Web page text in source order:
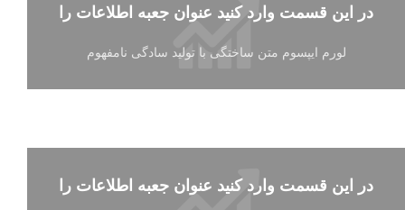
در این قسمت وارد کنید عنوان جعبه اطلاعات را
لورم ایپسوم متن ساختگی با تولید سادگی نامفهوم
در این قسمت وارد کنید عنوان جعبه اطلاعات را